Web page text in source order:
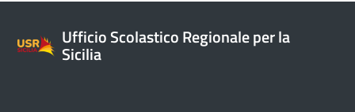
Ufficio Scolastico Regionale per la
Sicilia